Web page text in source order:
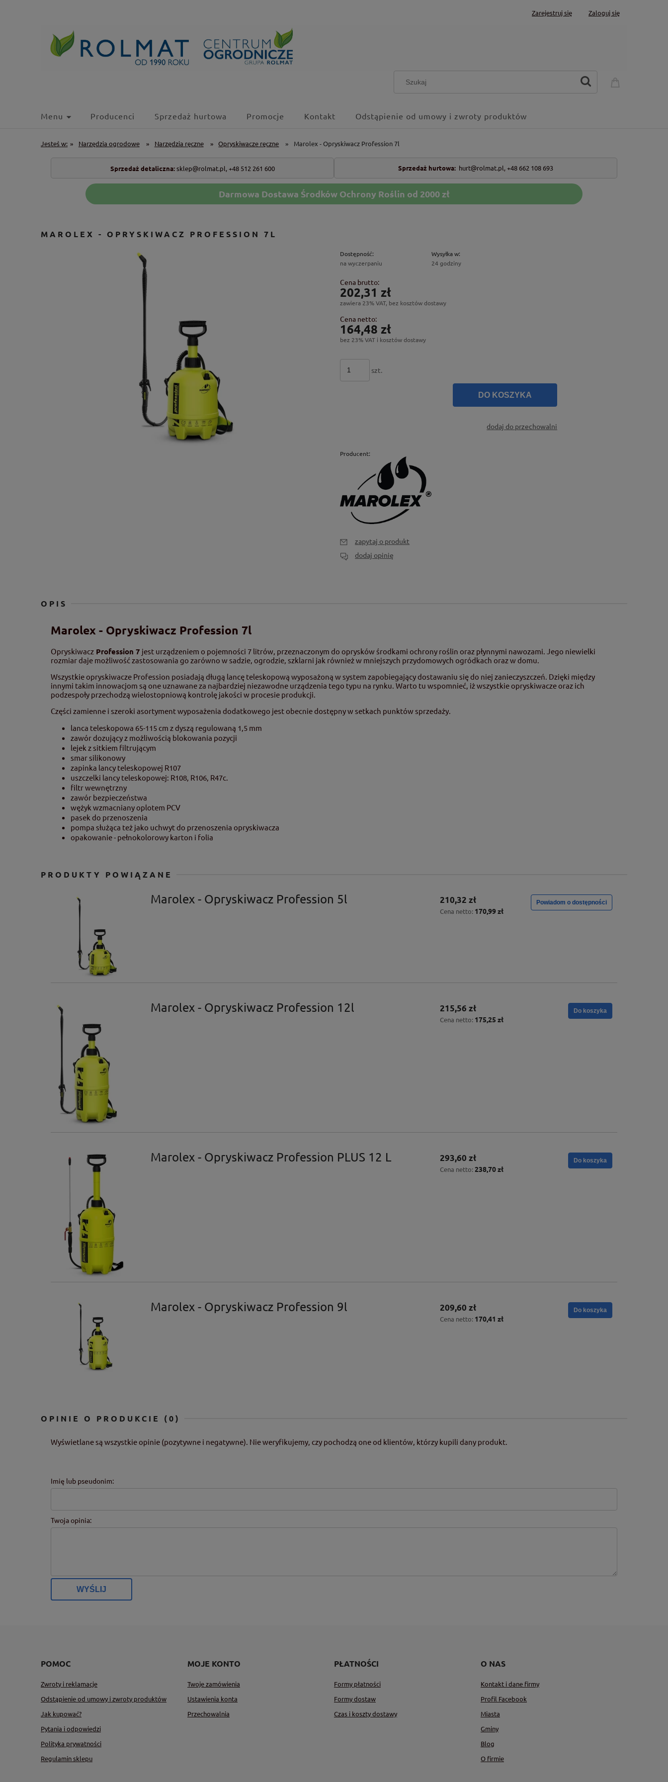
Zarejestruj się Zaloguj się
Menu Producenci Sprzedaż hurtowa Promocje Kontakt Odstąpienie od umowy i zwroty produktów
Jesteś w: » Narzędzia ogrodowe » Narzędzia ręczne » Opryskiwacze ręczne » Marolex - Opryskiwacz Profession 7l
Sprzedaż detaliczna: sklep@rolmat.pl, +48 512 261 600 Sprzedaż hurtowa: hurt@rolmat.pl,+48 662 108 693
Darmowa Dostawa Środków Ochrony Roślin od 2000 zł
MAROLEX - OPRYSKIWACZ PROFESSION 7L
Dostępność:
na wyczerpaniu
Wysyłka w:
24 godziny
Cena brutto:
202,31 zł
zawiera 23% VAT, bez kosztów dostawy
Cena netto:
164,48 zł
bez 23% VAT i kosztów dostawy
szt.
DO KOSZYKA
dodaj do przechowalni
Producent:
zapytaj o produkt
dodaj opinię
OPIS
Marolex - Opryskiwacz Profession 7l
Opryskiwacz Profession 7 jest urządzeniem o pojemności 7 litrów, przeznaczonym do oprysków środkami ochrony roślin oraz płynnymi nawozami. Jego niewielki
rozmiar daje możliwość zastosowania go zarówno w sadzie, ogrodzie, szklarni jak również w mniejszych przydomowych ogródkach oraz w domu.
Wszystkie opryskiwacze Profession posiadają długą lancę teleskopową wyposażoną w system zapobiegający dostawaniu się do niej zanieczyszczeń. Dzięki między
innymi takim innowacjom są one uznawane za najbardziej niezawodne urządzenia tego typu na rynku. Warto tu wspomnieć, iż wszystkie opryskiwacze oraz ich
podzespoły przechodzą wielostopniową kontrolę jakości w procesie produkcji.
Części zamienne i szeroki asortyment wyposażenia dodatkowego jest obecnie dostępny w setkach punktów sprzedaży.
lanca teleskopowa 65-115 cm z dyszą regulowaną 1,5 mm
zawór dozujący z możliwością blokowania pozycji
lejek z sitkiem filtrującym
smar silikonowy
zapinka lancy teleskopowej R107
uszczelki lancy teleskopowej: R108, R106, R47c.
filtr wewnętrzny
zawór bezpieczeństwa
wężyk wzmacniany oplotem PCV
pasek do przenoszenia
pompa służąca też jako uchwyt do przenoszenia opryskiwacza
opakowanie - pełnokolorowy karton i folia
PRODUKTY POWIĄZANE
Marolex - Opryskiwacz Profession 5l 210,32 zł
Cena netto: 170,99 zł
Powiadom o dostępności
Marolex - Opryskiwacz Profession 12l 215,56 zł
Cena netto: 175,25 zł
Do koszyka
Marolex - Opryskiwacz Profession PLUS 12 L 293,60 zł
Cena netto: 238,70 zł
Do koszyka
Marolex - Opryskiwacz Profession 9l 209,60 zł
Cena netto: 170,41 zł
Do koszyka
OPINIE O PRODUKCIE (0)
Wyświetlane są wszystkie opinie (pozytywne i negatywne). Nie weryfikujemy, czy pochodzą one od klientów, którzy kupili dany produkt.
Imię lub pseudonim:
Twoja opinia:
WYŚLIJ
POMOC
Zwroty i reklamacje
Odstąpienie od umowy i zwroty produktów
Jak kupować?
Pytania i odpowiedzi
Polityka prywatności
Regulamin sklepu
MOJE KONTO
Twoje zamówienia
Ustawienia konta
Przechowalnia
PŁATNOŚCI
Formy płatności
Formy dostaw
Czas i koszty dostawy
O NAS
Kontakt i dane firmy
Profil Facebook
Miasta
Gminy
Blog
O firmie